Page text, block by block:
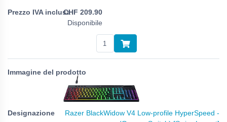
CHF 209.90
Disponibile
Razer BlackWidow V4 Low-profile HyperSpeed -